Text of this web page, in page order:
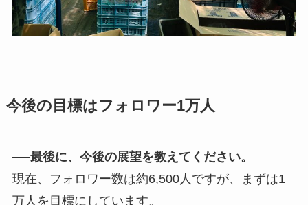
今後の目標はフォロワー1万人
──最後に、今後の展望を教えてください。
現在、フォロワー数は約6,500人ですが、まずは1
万人を目標にしています。